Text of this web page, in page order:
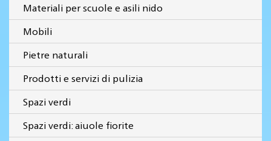
Materiali per scuole e asili nido
Mobili
Pietre naturali
Prodotti e servizi di pulizia
Spazi verdi
Spazi verdi: aiuole fiorite